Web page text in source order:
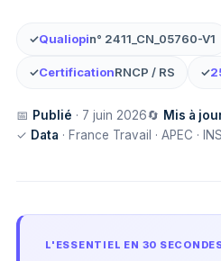
✓Qualiopin° 2411_CN_05760-V1
✓CertificationRNCP / RS ✓
📅 Publié · 7 juin 2026🔄 Mis à
✓ Data · France Travail · APEC ·
L'ESSENTIEL EN 30